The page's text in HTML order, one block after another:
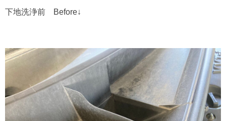
下地洗浄前 Before↓